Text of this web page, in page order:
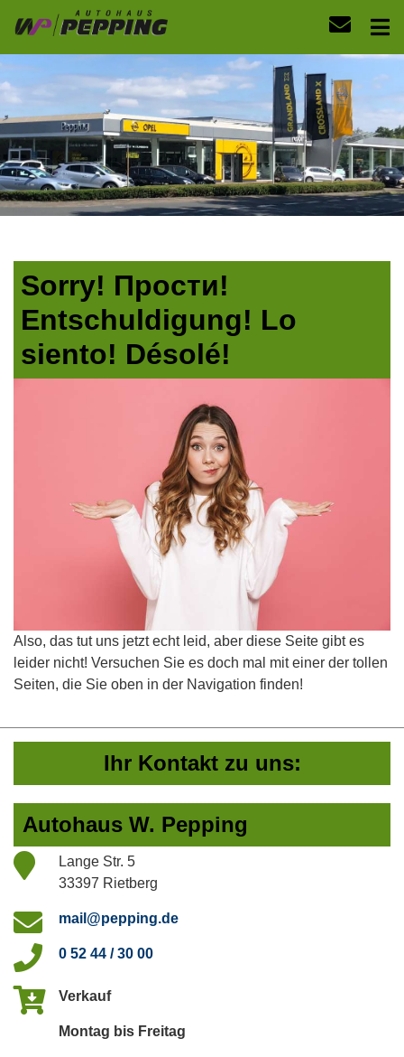
Sorry! Прости!
Entschuldigung! Lo
siento! Désolé!
Also, das tut uns jetzt echt leid, aber diese Seite gibt es
leider nicht! Versuchen Sie es doch mal mit einer der tollen
Seiten, die Sie oben in der Navigation finden!
Ihr Kontakt zu uns:
Autohaus W. Pepping
Lange Str. 5
33397 Rietberg
mail@pepping.de
0 52 44 / 30 00
Verkauf
Montag bis Freitag